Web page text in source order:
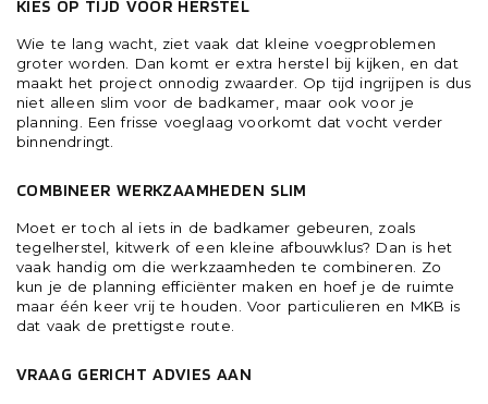
KIES OP TIJD VOOR HERSTEL
Wie te lang wacht, ziet vaak dat kleine voegproblemen
groter worden. Dan komt er extra herstel bij kijken, en dat
maakt het project onnodig zwaarder. Op tijd ingrijpen is dus
niet alleen slim voor de badkamer, maar ook voor je
planning. Een frisse voeglaag voorkomt dat vocht verder
binnendringt.
COMBINEER WERKZAAMHEDEN SLIM
Moet er toch al iets in de badkamer gebeuren, zoals
tegelherstel, kitwerk of een kleine afbouwklus? Dan is het
vaak handig om die werkzaamheden te combineren. Zo
kun je de planning efficiënter maken en hoef je de ruimte
maar één keer vrij te houden. Voor particulieren en MKB is
dat vaak de prettigste route.
VRAAG GERICHT ADVIES AAN